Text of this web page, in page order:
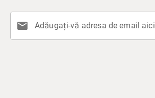
mail Adăugați-vă adresa de email aici